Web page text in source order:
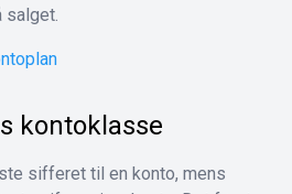
salget.
kontoklasse
sifferet til en konto, mens